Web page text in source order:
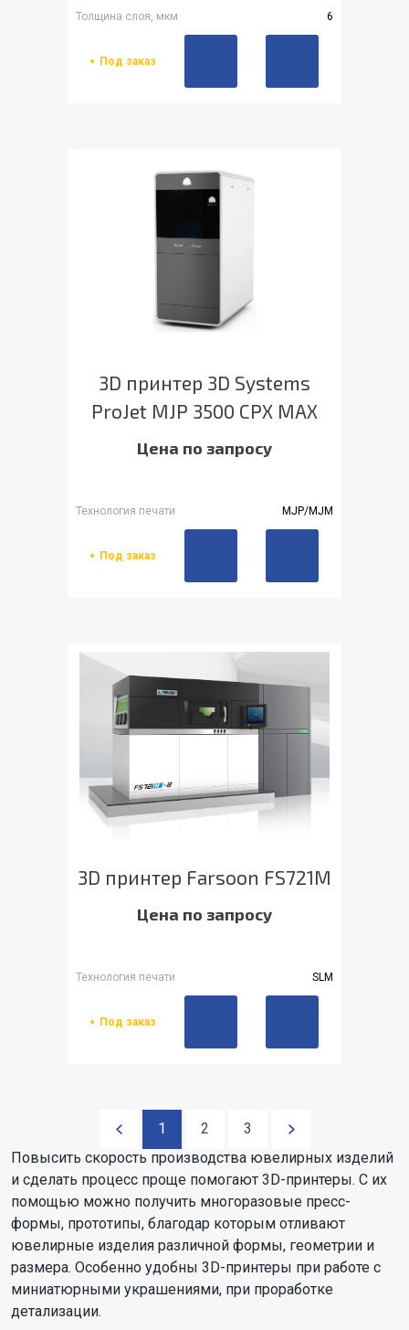
Толщина слоя, мкм 6
Под заказ
3D принтер 3D Systems
ProJet MJP 3500 CPX MAX
Цена по запросу
Технология печати MJP/MJM
Под заказ
3D принтер Farsoon FS721M
Цена по запросу
Технология печати SLM
Под заказ
1 2
3
Повысить скорость производства ювелирных изделий
и сделать процесс проще помогают 3D-принтеры. С их
помощью можно получить многоразовые пресс-
формы, прототипы, благодар которым отливают
ювелирные изделия различной формы, геометрии и
размера. Особенно удобны 3D-принтеры при работе с
миниатюрными украшениями, при проработке
детализации.